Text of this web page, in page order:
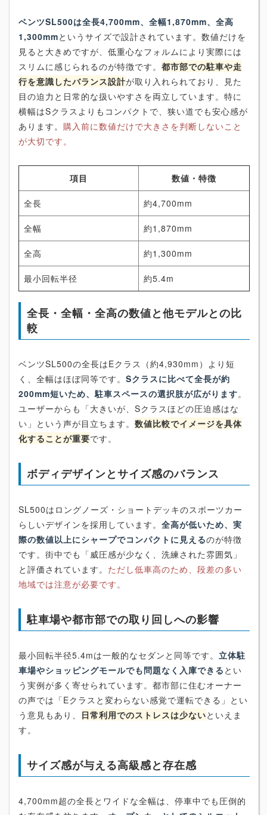
ベンツSL500は全長4,700mm、全幅1,870mm、全高
1,300mmというサイズで設計されています。数値だけを
見ると大きめですが、低重心なフォルムにより実際には
スリムに感じられるのが特徴です。 都市部での駐車や走
行を意識したバランス設計が取り入れられており、見た
目の迫力と日常的な扱いやすさを両立しています。特に
横幅はSクラスよりもコンパクトで、狭い道でも安心感が
あります。 購入前に数値だけで大きさを判断しないこと
が大切です。
項目 数値・特徴
全長 約4,700mm
全幅 約1,870mm
全高 約1,300mm
最小回転半径 約5.4m
全長・全幅・全高の数値と他モデルとの比
較
ベンツSL500の全長はEクラス（約4,930mm）より短
く、全幅はほぼ同等です。 Sクラスに比べて全長が約
200mm短いため、駐車スペースの選択肢が広がります。
ユーザーからも「大きいが、Sクラスほどの圧迫感はな
い」という声が目立ちます。 数値比較でイメージを具体
化することが重要です。
ボディデザインとサイズ感のバランス
SL500はロングノーズ・ショートデッキのスポーツカー
らしいデザインを採用しています。 全高が低いため、実
際の数値以上にシャープでコンパクトに見えるのが特徴
です。街中でも「威圧感が少なく、洗練された雰囲気」
と評価されています。 ただし低車高のため、段差の多い
地域では注意が必要です。
駐車場や都市部での取り回しへの影響
最小回転半径5.4mは一般的なセダンと同等です。 立体駐
車場やショッピングモールでも問題なく入庫できる とい
う実例が多く寄せられています。都市部に住むオーナー
の声では「Eクラスと変わらない感覚で運転できる」とい
う意見もあり、 日常利用でのストレスは少ないといえま
す。
サイズ感が与える高級感と存在感
4,700mm超の全長とワイドな全幅は、停車中でも圧倒的